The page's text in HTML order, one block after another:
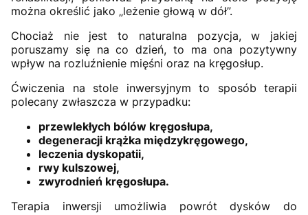
można określić jako „leżenie głową w dół”.
Chociaż nie jest to naturalna pozycja, w jakiej
poruszamy się na co dzień, to ma ona pozytywny
wpływ na rozluźnienie mięśni oraz na kręgosłup.
Ćwiczenia na stole inwersyjnym to sposób terapii
polecany zwłaszcza w przypadku:
przewlekłych bólów kręgosłupa,
degeneracji krążka międzykręgowego,
leczenia dyskopatii,
rwy kulszowej,
zwyrodnień kręgosłupa.
Terapia inwersji umożliwia powrót dysków do